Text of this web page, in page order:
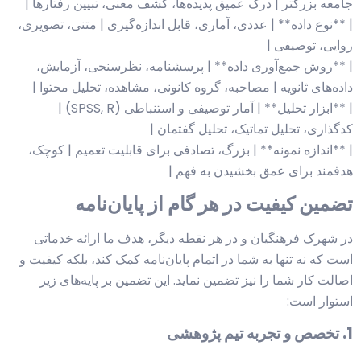
| **نوع داده** | عددی، آماری، قابل اندازه‌گیری | متنی، تصویری،
روایی، توصیفی |
| **روش جمع‌آوری داده** | پرسشنامه، نظرسنجی، آزمایش،
داده‌های ثانویه | مصاحبه، گروه کانونی، مشاهده، تحلیل محتوا |
| **ابزار تحلیل** | آمار توصیفی و استنباطی (SPSS, R) |
کدگذاری، تحلیل تماتیک، تحلیل گفتمان |
| **اندازه نمونه** | بزرگ، تصادفی برای قابلیت تعمیم | کوچک،
هدفمند برای عمق بخشیدن به فهم |
تضمین کیفیت در هر گام از پایان‌نامه
در شهرک فرهنگیان و در هر نقطه دیگر، هدف ما ارائه خدماتی
است که نه تنها به شما در اتمام پایان‌نامه کمک کند، بلکه کیفیت و
اصالت کار شما را نیز تضمین نماید. این تضمین بر پایه‌های زیر
استوار است:
1. تخصص و تجربه تیم پژوهشی